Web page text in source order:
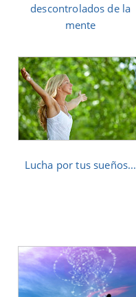
descontrolados de la
mente
Lucha por tus sueños...